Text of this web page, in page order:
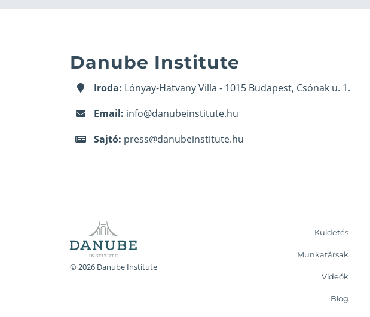
Danube Institute
Iroda: Lónyay-Hatvany Villa - 1015 Budapest, Csónak u. 1.
Email: info@danubeinstitute.hu
Sajtó: press@danubeinstitute.hu
© 2026 Danube Institute
Küldetés
Munkatársak
Videók
Blog